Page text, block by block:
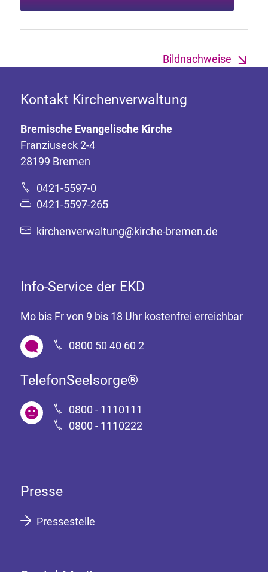
Bildnachweise
Kontakt Kirchenverwaltung
Bremische Evangelische Kirche
Franziuseck 2-4
28199 Bremen
0421-5597-0
0421-5597-265
kirchenverwaltung@kirche-bremen.de
Info-Service der EKD
Mo bis Fr von 9 bis 18 Uhr kostenfrei erreichbar
0800 50 40 60 2
TelefonSeelsorge®
0800 - 1110111
0800 - 1110222
Presse
Pressestelle